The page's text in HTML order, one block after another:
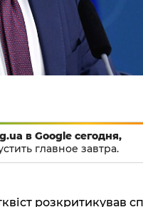
в Google сегодня,
главное завтра.
розкритикував